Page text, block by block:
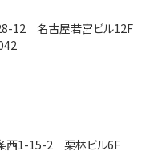
12 名古屋若宮ビル12F
西1-15-2 栗林ビル6F